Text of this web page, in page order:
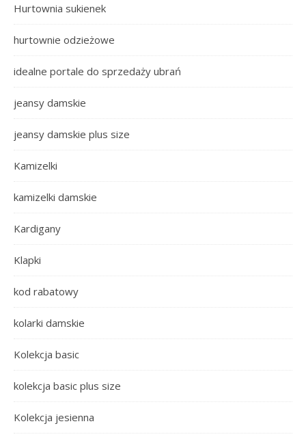
Hurtownia sukienek
hurtownie odzieżowe
idealne portale do sprzedaży ubrań
jeansy damskie
jeansy damskie plus size
Kamizelki
kamizelki damskie
Kardigany
Klapki
kod rabatowy
kolarki damskie
Kolekcja basic
kolekcja basic plus size
Kolekcja jesienna